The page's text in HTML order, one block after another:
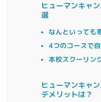
ヒューマンキャ
選
なんといっても
4つのコースで
本校スクーリン
ヒューマンキャ
デメリットは？